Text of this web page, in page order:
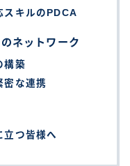
スキルのPDCA
ネットワーク
構築
密な連携
立つ皆様へ